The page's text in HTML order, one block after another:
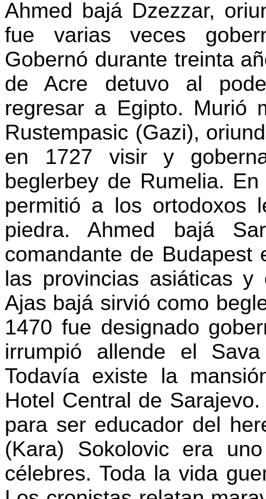
Ahmed bajá Dzezzar,
fue varias veces
Gobernó durante treinta
de Acre detuvo al
regresar a Egipto. Murió
Rustempasic (Gazi),
en 1727 visir y
beglerbey de Rumelia.
permitió a los ortodoxos
piedra. Ahmed bajá
comandante de
las provincias asiáticas
Ajas bajá sirvió como
1470 fue designado
irrumpió allende el Sava
Todavía existe la
Hotel Central de
para ser educador del
(Kara) Sokolovic era
célebres. Toda la vida